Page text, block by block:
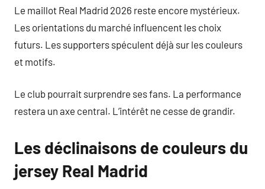
Le maillot Real Madrid 2026 reste encore mystérieux.
Les orientations du marché influencent les choix
futurs. Les supporters spéculent déjà sur les couleurs
et motifs.
Le club pourrait surprendre ses fans. La performance
restera un axe central. L’intérêt ne cesse de grandir.
Les déclinaisons de couleurs du
jersey Real Madrid